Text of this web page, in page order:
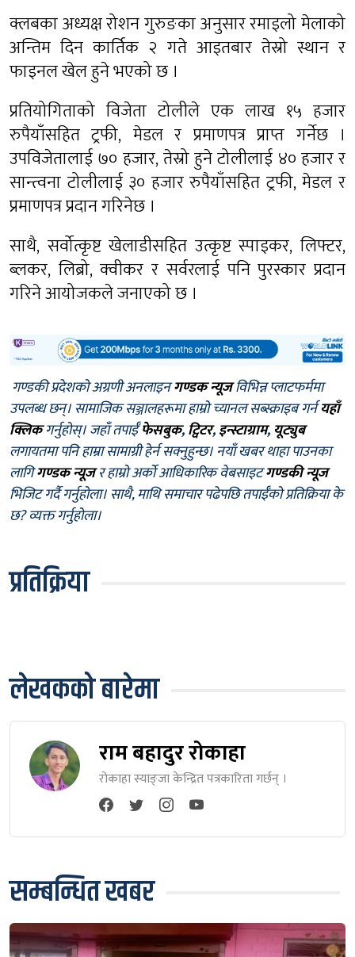
क्लबका अध्यक्ष रोशन गुरुङका अनुसार रमाइलो मेलाको
अन्तिम दिन कार्तिक २ गते आइतबार तेस्रो स्थान र
फाइनल खेल हुने भएको छ ।
प्रतियोगिताको विजेता टोलीले एक लाख १५ हजार
रुपैयाँसहित ट्रफी, मेडल र प्रमाणपत्र प्राप्त गर्नेछ ।
उपविजेतालाई ७० हजार, तेस्रो हुने टोलीलाई ४० हजार र
सान्त्वना टोलीलाई ३० हजार रुपैयाँसहित ट्रफी, मेडल र
प्रमाणपत्र प्रदान गरिनेछ ।
साथै, सर्वोत्कृष्ट खेलाडीसहित उत्कृष्ट स्पाइकर, लिफ्टर,
ब्लकर, लिब्रो, क्वीकर र सर्वरलाई पनि पुरस्कार प्रदान
गरिने आयोजकले जनाएको छ ।
गण्डकी प्रदेशको अग्रणी अनलाइनगण्डक न्यूजविभिन्न प्लाटफर्ममा
उपलब्ध छन्। सामाजिक सञ्जालहरूमा हाम्रो च्यानल सब्स्क्राइब गर्नयहाँ
क्लिकगर्नुहोस्। जहाँ तपाईँफेसबुक,ट्विटर,इन्स्टाग्राम, यूट्युब
लगायतमा पनि हाम्रा सामाग्री हेर्न सक्नुहुन्छ। नयाँ खबर थाहा पाउनका
लागिगण्डक न्यूजर हाम्रो अर्को आधिकारिक वेबसाइटगण्डकी न्यूज
भिजिट गर्दै गर्नुहोला। साथै, माथि समाचार पढेपछि तपाईँको प्रतिक्रिया के
छ? व्यक्त गर्नुहोला।
प्रतिक्रिया
लेखकको बारेमा
राम बहादुर रोकाहा
रोकाहा स्याङ्जा केन्द्रित पत्रकारिता गर्छन् ।
सम्बन्धित खबर